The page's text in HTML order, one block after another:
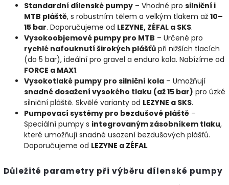
Standardní dílenské pumpy – Vhodné pro silniční i
MTB pláště, s robustním tělem a velkým tlakem až 10–
15 bar. Doporučujeme od LEZYNE, ZÉFAL a SKS.
Vysokoobjemové pumpy pro MTB – Určené pro
rychlé nafouknutí širokých plášťů při nižších tlacích
(do 5 bar), ideální pro gravel a enduro kola. Nabízíme od
FORCE a MAX1.
Vysokotlaké pumpy pro silniční kola – Umožňují
snadné dosažení vysokého tlaku (až 15 bar) pro úzké
silniční pláště. Skvělé varianty od LEZYNE a SKS.
Pumpovací systémy pro bezdušové pláště –
Speciální pumpy s integrovaným zásobníkem tlaku,
které umožňují snadné usazení bezdušových plášťů.
Doporučujeme od LEZYNE a ZÉFAL.
Důležité parametry při výběru dílenské pumpy